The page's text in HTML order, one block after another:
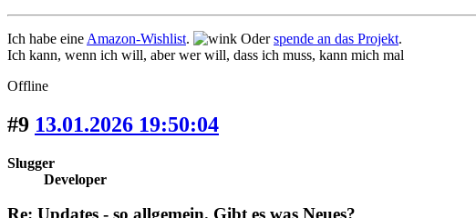
Ich habe eine Amazon-Wishlist. Oderspende an das Projekt.
Ich kann, wenn ich will, aber wer will, dass ich muss, kann mich mal
Offline
#9 13.01.2026 19:50:04
Slugger
Developer